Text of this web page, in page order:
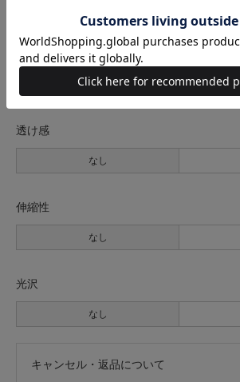
裏地
なし
透け感
なし
伸縮性
なし
光沢
なし
キャンセル・返品について